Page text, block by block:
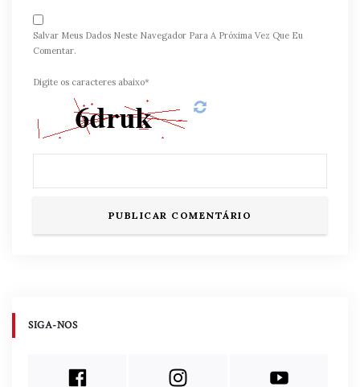
Salvar Meus Dados Neste Navegador Para A Próxima Vez Que Eu
Comentar.
Digite os caracteres abaixo*
SIGA-NOS